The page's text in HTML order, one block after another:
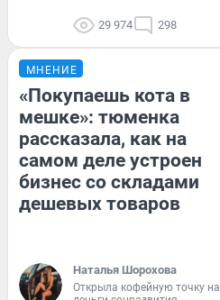
29 974 298
МНЕНИЕ
«Покупаешь кота в
мешке»: тюменка
рассказала, как на
самом деле устроен
бизнес со складами
дешевых товаров
Наталья Шорохова
Открыла кофейную точку на